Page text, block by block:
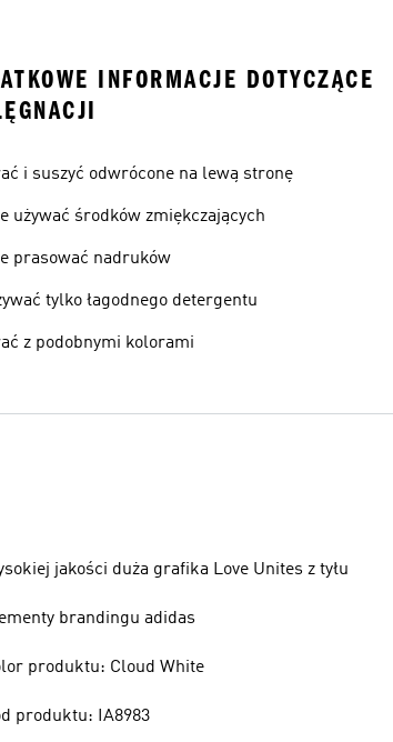
INFORMACJE DOTYCZĄCE
i suszyć odwrócone na lewą stronę
używać środków zmiękczających
prasować nadruków
tylko łagodnego detergentu
z podobnymi kolorami
jakości duża grafika Love Unites z tyłu
brandingu adidas
produktu: Cloud White
produktu: IA8983